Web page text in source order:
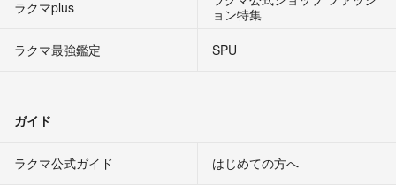
ラクマplus
ョン特集
ラクマ最強鑑定
SPU
ガイド
ラクマ公式ガイド はじめての方へ